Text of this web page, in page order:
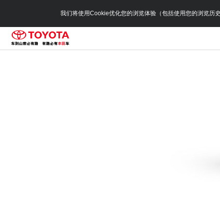
我们将使用Cookie优化您的浏览体验（包括使用您的浏览历